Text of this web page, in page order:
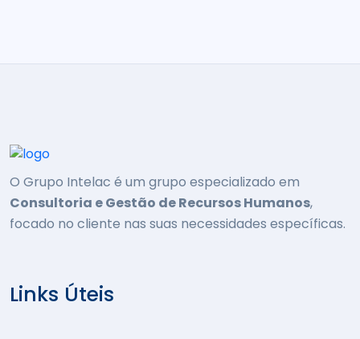
O Grupo Intelac é um grupo especializado em
Consultoria e Gestão de Recursos Humanos,
focado no cliente nas suas necessidades específicas.
Links Úteis